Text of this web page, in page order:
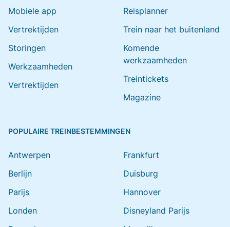
Mobiele app
Vertrektijden
Storingen
Werkzaamheden
Vertrektijden
Reisplanner
Trein naar het buitenland
Komende
werkzaamheden
Treintickets
Magazine
POPULAIRE TREINBESTEMMINGEN
Antwerpen
Berlijn
Parijs
Londen
Frankfurt
Duisburg
Hannover
Disneyland Parijs